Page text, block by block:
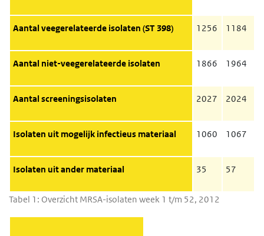
Tabel 1: Overzicht MRSA-isolaten week 1 t/m 52, 2012
Aantal veegerelateerde isolaten (ST 398) 1256 1184
Aantal niet-veegerelateerde isolaten 1866 1964
Aantal screeningsisolaten 2027 2024
Isolaten uit mogelijk infectieus materiaal 1060 1067
Isolaten uit ander materiaal 35 57